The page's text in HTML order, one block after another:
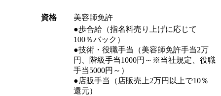
資格 美容師免許
●歩合給（指名料売り上げに応じて
100％バック）
●技術・役職手当（美容師免許手当2万
円、階級手当1000円～※当社規定、役職
手当5000円～）
●店販手当（店販売上2万円以上で10％
還元）